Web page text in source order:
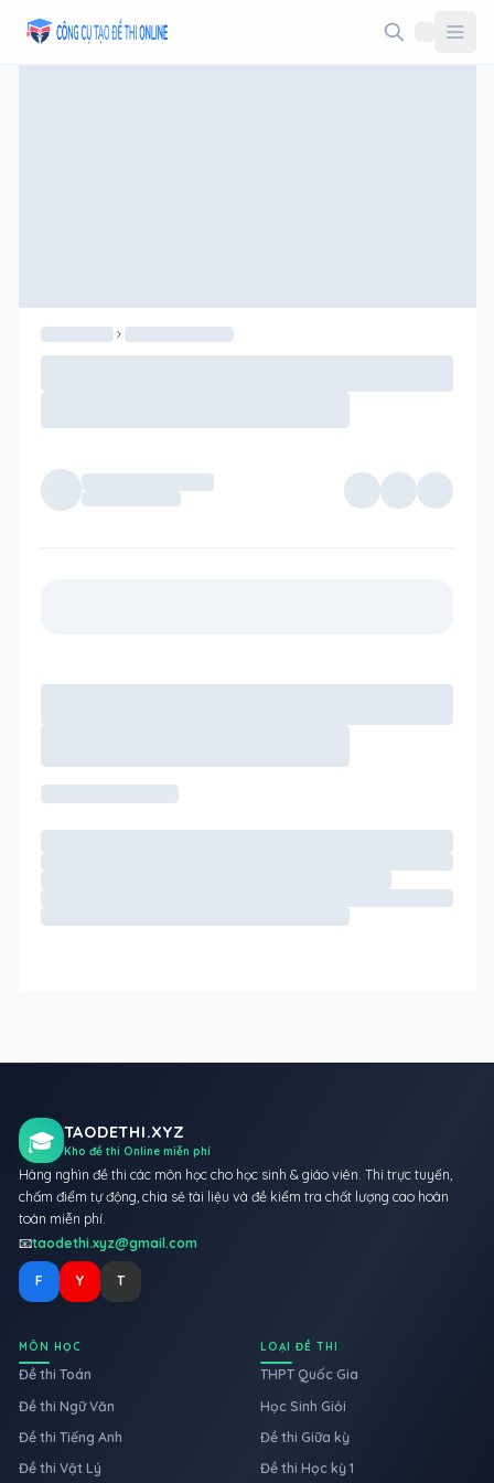
🎓 TAODETHI.XYZ
Kho đề thi Online miễn phí
Hàng nghìn đề thi các môn học cho học sinh & giáo viên. Thi trực tuyến,
chấm điểm tự động, chia sẻ tài liệu và đề kiểm tra chất lượng cao hoàn
toàn miễn phí.
📧taodethi.xyz@gmail.com
F Y T
MÔN HỌC
Đề thi Toán
Đề thi Ngữ Văn
Đề thi Tiếng Anh
Đề thi Vật Lý
LOẠI ĐỀ THI
THPT Quốc Gia
Học Sinh Giỏi
Đề thi Giữa kỳ
Đề thi Học kỳ 1